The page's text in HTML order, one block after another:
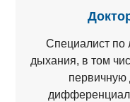
Специалист по
дыхания, в том
первичную